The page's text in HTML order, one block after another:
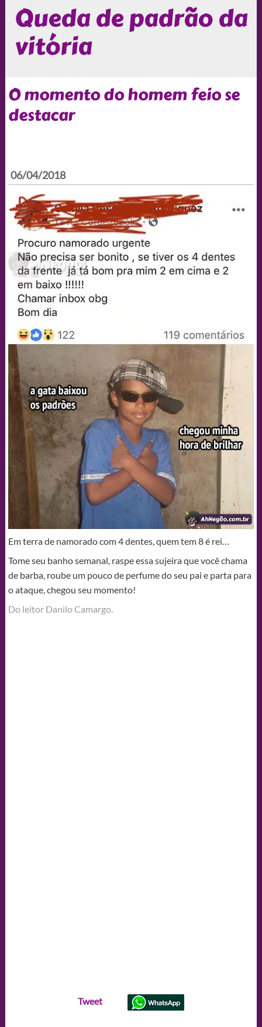
Queda de padrão da
vitória
O momento do homem feio se
destacar
06/04/2018
Em terra de namorado com 4 dentes, quem tem 8 é rei…
Tome seu banho semanal, raspe essa sujeira que você chama
de barba, roube um pouco de perfume do seu pai e parta para
o ataque, chegou seu momento!
Do leitor Danilo Camargo.
Tweet